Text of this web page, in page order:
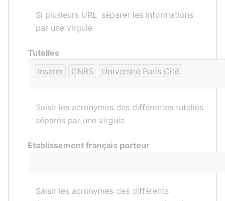
Si plusieurs URL, séparer les informations
par une virgule
Tutelles
Inserm
CNRS Université Paris Cité
Saisir les acronymes des différentes tutelles
séparés par une virgule
Etablissement français porteur
Saisir les acronymes des différents